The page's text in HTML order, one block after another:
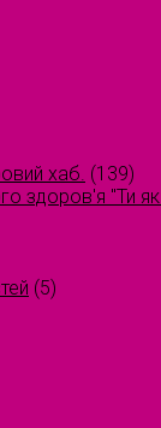
хаб. (139)
здоров'я "Ти
(5)